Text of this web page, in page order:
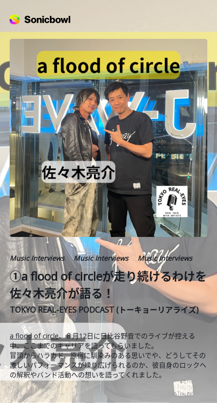
Music Interviews Music Interviews Music Interviews
①a flood of circleが走り続けるわけを
佐々木亮介が語る！
TOKYO REAL-EYES PODCAST (トーキョーリアライズ)
a flood of circle、８月12日に日比谷野音でのライブが控える
中、ここまでのキャリアを語ってもらいました。
冒頭からハラカド、原宿に馴染みのある思いでや、どうしてその
激しいパフォーマンスが繰り広げられるのか、彼自身のロックへ
の解釈やバンド活動への想いを語ってくれました。